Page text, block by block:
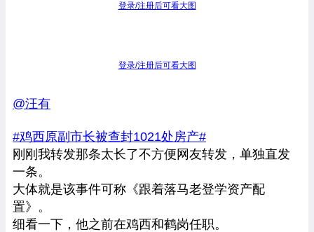
登录/注册后可看大图
登录/注册后可看大图
@汪有
#鸡西原副市长被查封1021处房产#
刚刚我转发那条太长了不方便网友转发，单独直发
一条。
大体就是该事件可称《跟着落马老登学资产配
置》。
细看一下，他之前在鸡西和鹤岗任职。